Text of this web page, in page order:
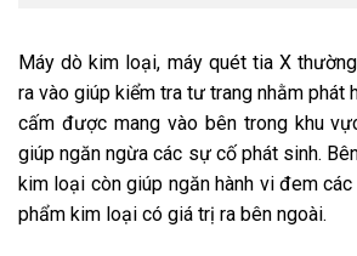
Máy dò kim loại, máy quét tia X
ra vào giúp kiểm tra tư trang nhằm phát
cấm được mang vào bên trong khu
giúp ngăn ngừa các sự cố phát sinh.
kim loại còn giúp ngăn hành vi đem
phẩm kim loại có giá trị ra bên ngoài.